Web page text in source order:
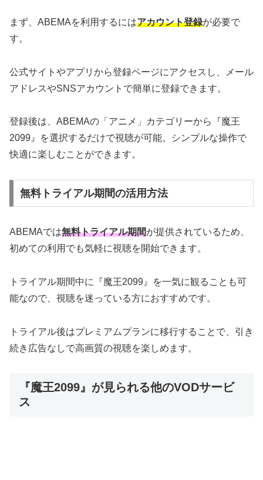
まず、ABEMAを利用するにはアカウント登録が必要で
す。
公式サイトやアプリから登録ページにアクセスし、メール
アドレスやSNSアカウントで簡単に登録できます。
登録後は、ABEMAの「アニメ」カテゴリーから『魔王
2099』を選択するだけで視聴が可能。シンプルな操作で
快適に楽しむことができます。
無料トライアル期間の活用方法
ABEMAでは無料トライアル期間が提供されているため、
初めての利用でも気軽に視聴を開始できます。
トライアル期間中に『魔王2099』を一気に観ることも可
能なので、視聴を迷っている方におすすめです。
トライアル後はプレミアムプランに移行することで、引き
続き広告なしで高画質の視聴を楽しめます。
『魔王2099』が見られる他のVODサービ
ス